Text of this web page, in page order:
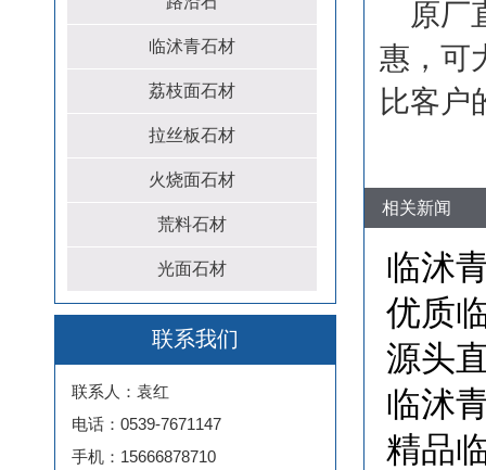
临沭青石材
荔枝面石材
拉丝板石材
火烧面石材
荒料石材
光面石材
联系我们
联系人：袁红
电话：0539-7671147
手机：15666878710
原厂
惠，可
比客户
相关新闻
临沭
优质
源头
临沭
精品